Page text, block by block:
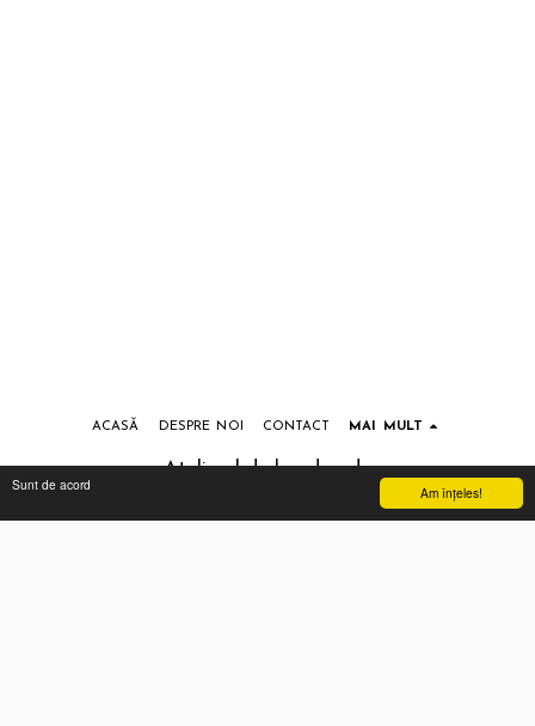
Am înţeles!
Sunt de acord
Atelierul de handmade
Drepturi de autor © 2026 Toate drepturile rezervate
ACASĂ DESPRE NOI CONTACT MAI MULT